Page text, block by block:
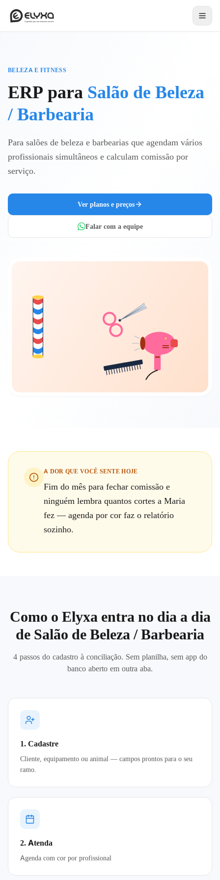
BELEZA E FITNESS
ERP para Salão de Beleza
/ Barbearia
Para salões de beleza e barbearias que agendam vários
profissionais simultâneos e calculam comissão por
serviço.
Ver planos e preços
Falar com a equipe
A DOR QUE VOCÊ SENTE HOJE
Fim do mês para fechar comissão e
ninguém lembra quantos cortes a Maria
fez — agenda por cor faz o relatório
sozinho.
Como o Elyxa entra no dia a dia
de Salão de Beleza / Barbearia
4 passos do cadastro à conciliação. Sem planilha, sem app do
banco aberto em outra aba.
1. Cadastre
Cliente, equipamento ou animal — campos prontos para o seu
ramo.
2. Atenda
Agenda com cor por profissional